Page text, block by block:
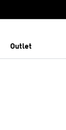
Outlet